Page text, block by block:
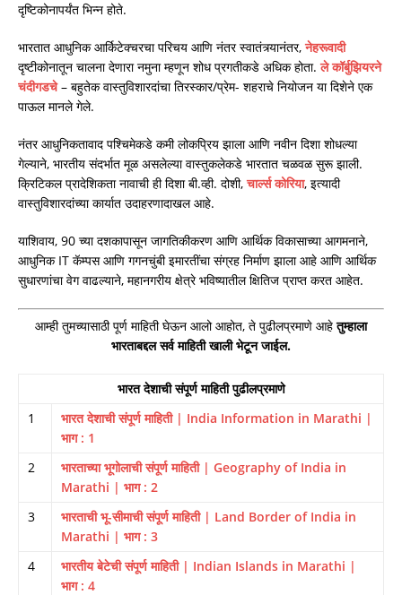
दृष्टिकोनापर्यंत भिन्न होते.
भारतात आधुनिक आर्किटेक्चरचा परिचय आणि नंतर स्वातंत्र्यानंतर,नेहरूवादी
दृष्टीकोनातून चालना देणारा नमुना म्हणून शोध प्रगतीकडे अधिक होता.ले कॉर्बुझियरने
चंदीगडचे– बहुतेक वास्तुविशारदांचा तिरस्कार/प्रेम- शहराचे नियोजन या दिशेने एक
पाऊल मानले गेले.
नंतर आधुनिकतावाद पश्चिमेकडे कमी लोकप्रिय झाला आणि नवीन दिशा शोधल्या
गेल्याने, भारतीय संदर्भात मूळ असलेल्या वास्तुकलेकडे भारतात चळवळ सुरू झाली.
क्रिटिकल प्रादेशिकता नावाची ही दिशा बी.व्ही. दोशी,चार्ल्स कोरिया, इत्यादी
वास्तुविशारदांच्या कार्यात उदाहरणादाखल आहे.
याशिवाय, 90 च्या दशकापासून जागतिकीकरण आणि आर्थिक विकासाच्या आगमनाने,
आधुनिक IT कॅम्पस आणि गगनचुंबी इमारतींचा संग्रह निर्माण झाला आहे आणि आर्थिक
सुधारणांचा वेग वाढल्याने, महानगरीय क्षेत्रे भविष्यातील क्षितिज प्राप्त करत आहेत.
आम्ही तुमच्यासाठी पूर्ण माहिती घेऊन आलो आहोत, ते पुढीलप्रमाणे आहेतुम्हाला
भारताबद्दल सर्व माहिती खाली भेटून जाईल.
भारत देशाची संपूर्ण माहिती पुढीलप्रमाणे
1
भारत देशाची संपूर्ण माहिती | India Information in Marathi |
भाग : 1
2
भारताच्या भूगोलाची संपूर्ण माहिती | Geography of India in
Marathi | भाग : 2
3
भारताची भू-सीमाची संपूर्ण माहिती | Land Border of India in
Marathi | भाग : 3
4
भारतीय बेटेची संपूर्ण माहिती | Indian Islands in Marathi |
भाग : 4